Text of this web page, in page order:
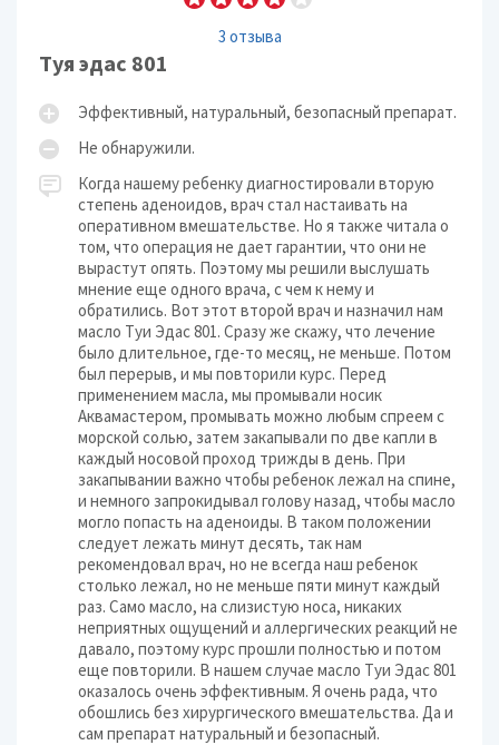
3 отзыва
Туя эдас 801
Эффективный, натуральный, безопасный препарат.
Не обнаружили.
Когда нашему ребенку диагностировали вторую
степень аденоидов, врач стал настаивать на
оперативном вмешательстве. Но я также читала о
том, что операция не дает гарантии, что они не
вырастут опять. Поэтому мы решили выслушать
мнение еще одного врача, с чем к нему и
обратились. Вот этот второй врач и назначил нам
масло Туи Эдас 801. Сразу же скажу, что лечение
было длительное, где-то месяц, не меньше. Потом
был перерыв, и мы повторили курс. Перед
применением масла, мы промывали носик
Аквамастером, промывать можно любым спреем с
морской солью, затем закапывали по две капли в
каждый носовой проход трижды в день. При
закапывании важно чтобы ребенок лежал на спине,
и немного запрокидывал голову назад, чтобы масло
могло попасть на аденоиды. В таком положении
следует лежать минут десять, так нам
рекомендовал врач, но не всегда наш ребенок
столько лежал, но не меньше пяти минут каждый
раз. Само масло, на слизистую носа, никаких
неприятных ощущений и аллергических реакций не
давало, поэтому курс прошли полностью и потом
еще повторили. В нашем случае масло Туи Эдас 801
оказалось очень эффективным. Я очень рада, что
обошлись без хирургического вмешательства. Да и
сам препарат натуральный и безопасный.